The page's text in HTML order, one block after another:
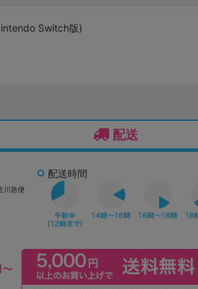
Switch版)
配送
川急便
配送時間